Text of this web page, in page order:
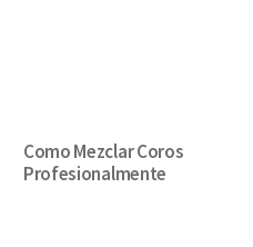
Como Mezclar Coros
Profesionalmente